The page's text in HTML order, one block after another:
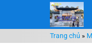
nội
dung
Trang chủ »